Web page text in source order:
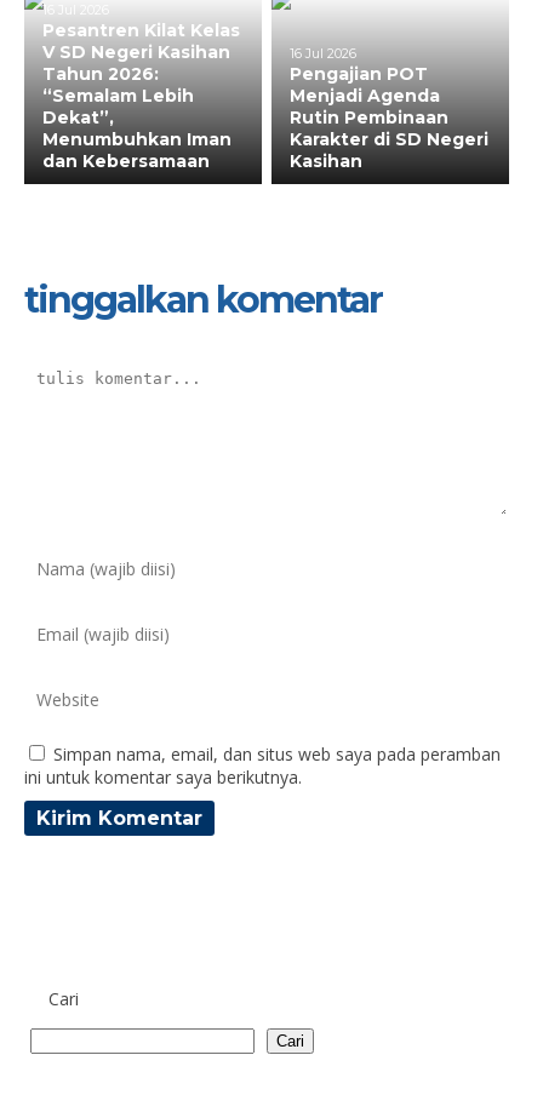
16 Jul 2026
Pesantren Kilat Kelas
V SD Negeri Kasihan
Tahun 2026:
“Semalam Lebih
Dekat”,
Menumbuhkan Iman
dan Kebersamaan
16 Jul 2026
Pengajian POT
Menjadi Agenda
Rutin Pembinaan
Karakter di SD Negeri
Kasihan
tinggalkan komentar
Simpan nama, email, dan situs web saya pada peramban
ini untuk komentar saya berikutnya.
Cari
Cari